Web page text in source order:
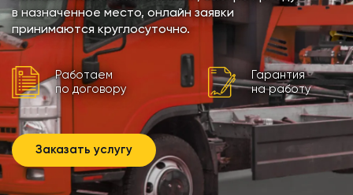
в назначенное место, онлайн заявки
принимаются круглосуточно.
Работаем
по договору
Гарантия
на работу
Заказать услугу